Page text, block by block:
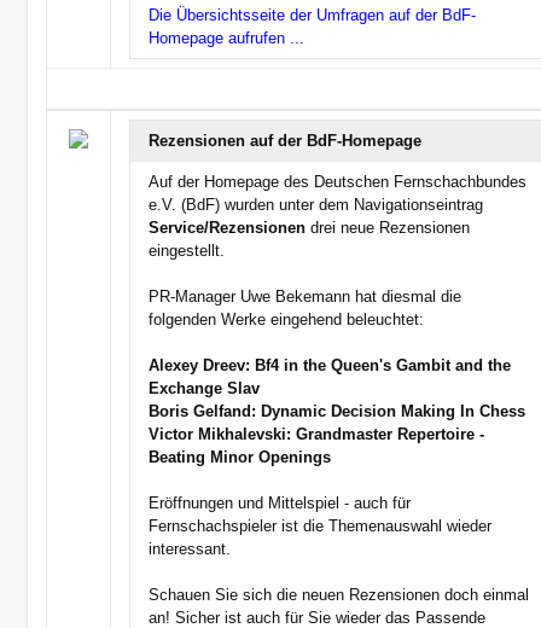
Die Übersichtsseite der Umfragen auf der BdF-
Homepage aufrufen ...
Rezensionen auf der BdF-Homepage
Auf der Homepage des Deutschen Fernschachbundes
e.V. (BdF) wurden unter dem Navigationseintrag
Service/Rezensionendrei neue Rezensionen
eingestellt.
PR-Manager Uwe Bekemann hat diesmal die
folgenden Werke eingehend beleuchtet:
Alexey Dreev: Bf4 in the Queen's Gambit and the
Exchange Slav
Boris Gelfand: Dynamic Decision Making In Chess
Victor Mikhalevski: Grandmaster Repertoire -
Beating Minor Openings
Eröffnungen und Mittelspiel - auch für
Fernschachspieler ist die Themenauswahl wieder
interessant.
Schauen Sie sich die neuen Rezensionen doch einmal
an! Sicher ist auch für Sie wieder das Passende